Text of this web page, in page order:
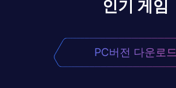
인기 게임
PC버전 다운로드